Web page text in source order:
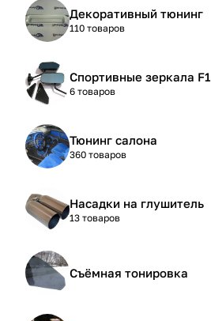
Декоративный тюнинг
110 товаров
Спортивные зеркала F1
6 товаров
Тюнинг салона
360 товаров
Насадки на глушитель
13 товаров
Съёмная тонировка